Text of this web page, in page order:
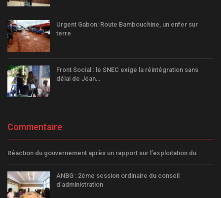
Urgent Gabon: Route Bambouchine, un enfer sur
terre
Front Social : le SNEC exige la réintégration sans
délai de Jean…
Commentaire
Réaction du gouvernement après un rapport sur l’exploitation du…
ANBG : 2ème session ordinaire du conseil
d’administration